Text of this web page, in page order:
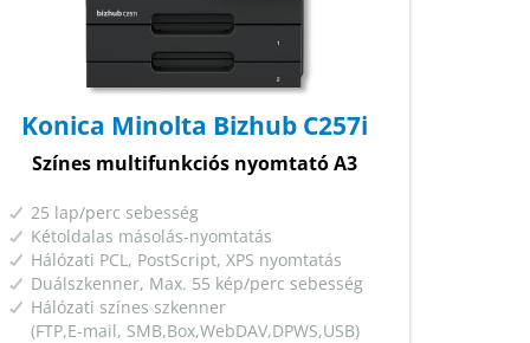
Konica Minolta Bizhub C257i
Színes multifunkciós nyomtató A3
25 lap/perc sebesség
Kétoldalas másolás-nyomtatás
Hálózati PCL, PostScript, XPS nyomtatás
Duálszkenner, Max. 55 kép/perc sebesség
Hálózati színes szkenner
(FTP,E-mail, SMB,Box,WebDAV,DPWS,USB)